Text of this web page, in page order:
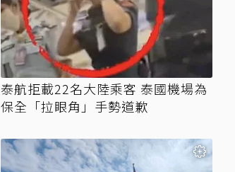
泰航拒載22名大陸乘客 泰國機場為
保全「拉眼角」手勢道歉